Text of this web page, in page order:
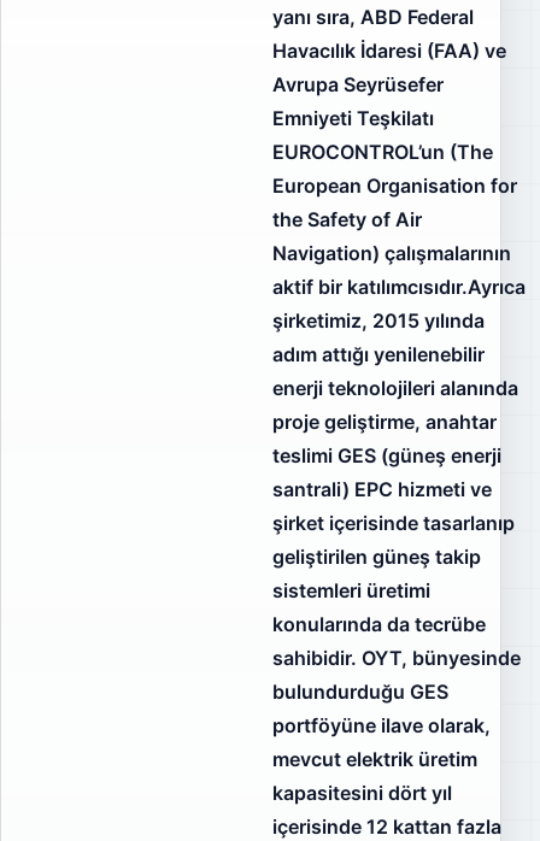
yanı sıra, ABD Federal
Havacılık İdaresi (FAA) ve
Avrupa Seyrüsefer
Emniyeti Teşkilatı
EUROCONTROL’un (The
European Organisation for
the Safety of Air
Navigation) çalışmalarının
aktif bir katılımcısıdır.Ayrıca
şirketimiz, 2015 yılında
adım attığı yenilenebilir
enerji teknolojileri alanında
proje geliştirme, anahtar
teslimi GES (güneş enerji
santrali) EPC hizmeti ve
şirket içerisinde tasarlanıp
geliştirilen güneş takip
sistemleri üretimi
konularında da tecrübe
sahibidir. OYT, bünyesinde
bulundurduğu GES
portföyüne ilave olarak,
mevcut elektrik üretim
kapasitesini dört yıl
içerisinde 12 kattan fazla